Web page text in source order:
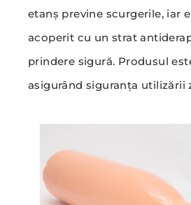
etanș previne scurgerile, iar
acoperit cu un strat
prindere sigură. Produsul
asigurând siguranța utilizării